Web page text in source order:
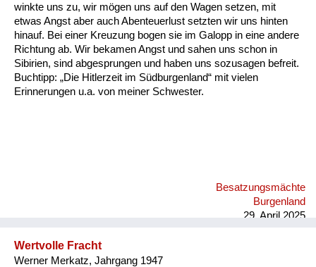
winkte uns zu, wir mögen uns auf den Wagen setzen, mit
etwas Angst aber auch Abenteuerlust setzten wir uns hinten
hinauf. Bei einer Kreuzung bogen sie im Galopp in eine andere
Richtung ab. Wir bekamen Angst und sahen uns schon in
Sibirien, sind abgesprungen und haben uns sozusagen befreit.
Buchtipp: „Die Hitlerzeit im Südburgenland“ mit vielen
Erinnerungen u.a. von meiner Schwester.
Besatzungsmächte
Burgenland
29. April 2025
Wertvolle Fracht
Werner Merkatz, Jahrgang 1947